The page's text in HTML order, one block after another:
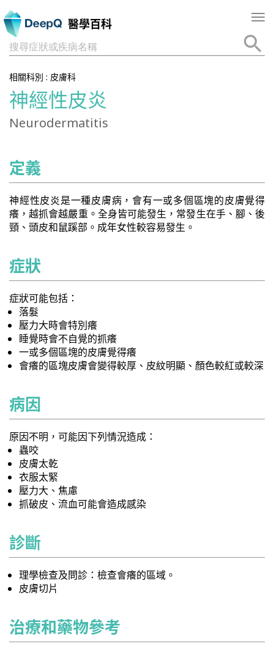
醫學百科
搜尋症狀或疾病名稱
相關科別 : 皮膚科
神經性皮炎
Neurodermatitis
定義
神經性皮炎是一種皮膚病，會有一或多個區塊的皮膚覺得
癢，越抓會越嚴重。全身皆可能發生，常發生在手、腳、後
頸、頭皮和鼠蹊部。成年女性較容易發生。
症狀
症狀可能包括：
落髮
壓力大時會特別癢
睡覺時會不自覺的抓癢
一或多個區塊的皮膚覺得癢
會癢的區塊皮膚會變得較厚、皮紋明顯、顏色較紅或較深
病因
原因不明，可能因下列情況造成：
蟲咬
皮膚太乾
衣服太緊
壓力大、焦慮
抓破皮、流血可能會造成感染
診斷
理學檢查及問診：檢查會癢的區域。
皮膚切片
治療和藥物參考